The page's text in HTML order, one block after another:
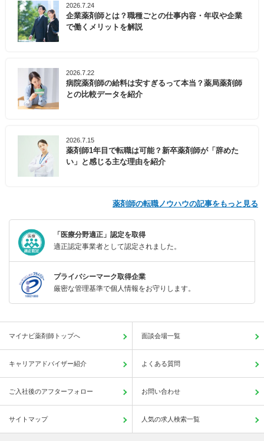
2026.7.24
企業薬剤師とは？職種ごとの仕事内容・年収や企業
で働くメリットを解説
2026.7.22
病院薬剤師の給料は安すぎるって本当？薬局薬剤師
との比較データを紹介
2026.7.15
薬剤師1年目で転職は可能？新卒薬剤師が「辞めた
い」と感じる主な理由を紹介
薬剤師の転職ノウハウの記事をもっと見る
「医療分野適正」認定を取得
適正認定事業者として認定されました。
プライバシーマーク取得企業
厳密な管理基準で個人情報をお守りします。
マイナビ薬剤師トップへ 面談会場一覧
キャリアアドバイザー紹介 よくある質問
ご入社後のアフターフォロー お問い合わせ
サイトマップ 人気の求人検索一覧